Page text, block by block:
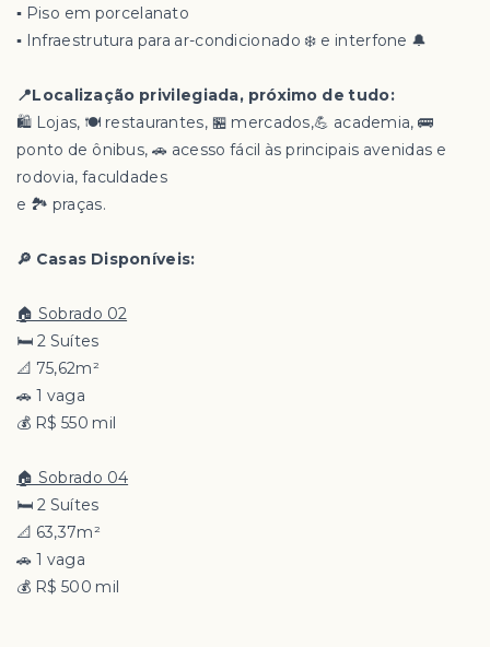
▪️ Piso em porcelanato
▪️ Infraestrutura para ar-condicionado ❄️ e interfone 🔔
📍Localização privilegiada, próximo de tudo:
🛍️ Lojas, 🍽️ restaurantes, 🏪 mercados,💪 academia, 🚌
ponto de ônibus, 🚗 acesso fácil às principais avenidas e
rodovia, faculdades
e 🏞️ praças.
🔎 Casas Disponíveis:
🏠 Sobrado 02
🛏️ 2 Suítes
📐 75,62m²
🚗 1 vaga
💰 R$ 550 mil
🏠 Sobrado 04
🛏️ 2 Suítes
📐 63,37m²
🚗 1 vaga
💰 R$ 500 mil